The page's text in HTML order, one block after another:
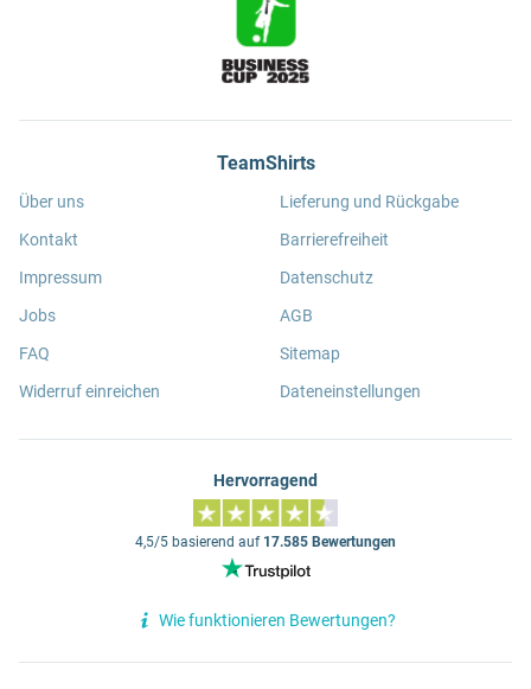
TeamShirts
Über uns
Kontakt
Impressum
Jobs
FAQ
Widerruf einreichen
Lieferung und Rückgabe
Barrierefreiheit
Datenschutz
AGB
Sitemap
Dateneinstellungen
Hervorragend
4,5/5 basierend auf 17.585 Bewertungen
Wie funktionieren Bewertungen?